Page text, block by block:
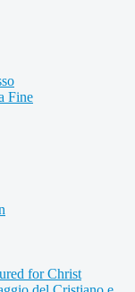
Fine
for Christ